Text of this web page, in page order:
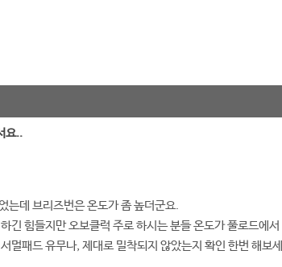
요..
는데 브리즈번은 온도가 좀 높더군요.
긴 힘들지만 오보클럭 주로 하시는 분들 온도가 풀로드에
멀패드 유무나, 제대로 밀착되지 않았는지 확인 한번 해보